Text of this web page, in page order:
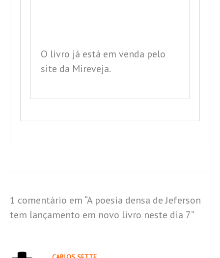
O livro já está em venda pelo
site da Mireveja.
1 comentário em “A poesia densa de Jeferson
tem lançamento em novo livro neste dia 7”